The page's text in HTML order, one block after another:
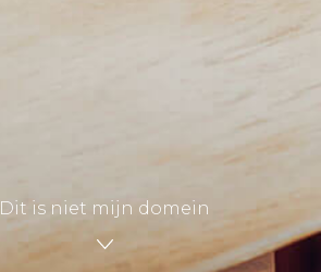
Dit is niet mijn domein